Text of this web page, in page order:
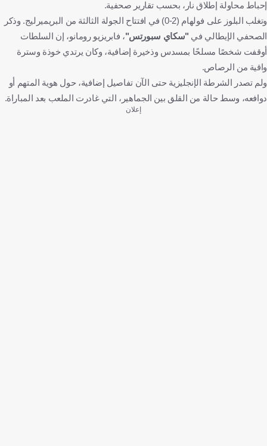
إحباط محاولة إطلاق نار، بحسب تقارير صحفية.
وتغلب البلوز على فولهام (2-0) في افتتاح الجولة الثالثة من البريميرليج. وذكر
الصحفي الإيطالي في "سكاي سبورتس"، فابريزيو رومانو، إن السلطات
أوقفت شخصًا مسلحًا بمسدس وذخيرة إضافية، وكان يرتدي خوذة وسترة
واقية من الرصاص.
ولم تصدر الشرطة الإنجليزية حتى الآن تفاصيل إضافية، حول هوية المتهم أو
دوافعه، وسط حالة من القلق بين الجماهير، التي غادرت الملعب بعد المباراة.
إعلان